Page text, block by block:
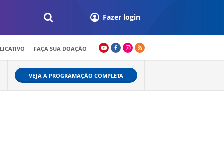
Fazer login
FAÇA SUA DOAÇÃO
VEJA A PROGRAMAÇÃO COMPLETA